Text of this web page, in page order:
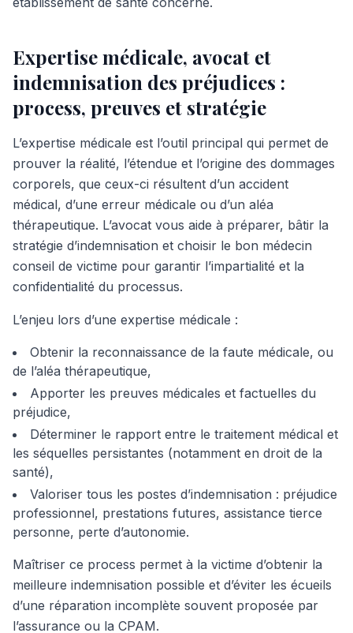
Expertise médicale, avocat et
indemnisation des préjudices :
process, preuves et stratégie
L’expertise médicale est l’outil principal qui permet de
prouver la réalité, l’étendue et l’origine des dommages
corporels, que ceux-ci résultent d’un accident
médical, d’une erreur médicale ou d’un aléa
thérapeutique. L’avocat vous aide à préparer, bâtir la
stratégie d’indemnisation et choisir le bon médecin
conseil de victime pour garantir l’impartialité et la
confidentialité du processus.
L’enjeu lors d’une expertise médicale :
Obtenir la reconnaissance de la faute médicale, ou
de l’aléa thérapeutique,
Apporter les preuves médicales et factuelles du
préjudice,
Déterminer le rapport entre le traitement médical et
les séquelles persistantes (notamment en droit de la
santé),
Valoriser tous les postes d’indemnisation : préjudice
professionnel, prestations futures, assistance tierce
personne, perte d’autonomie.
Maîtriser ce process permet à la victime d’obtenir la
meilleure indemnisation possible et d’éviter les écueils
d’une réparation incomplète souvent proposée par
l’assurance ou la CPAM.